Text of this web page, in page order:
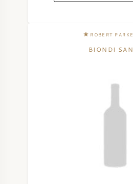
ROBERT
BIONDI